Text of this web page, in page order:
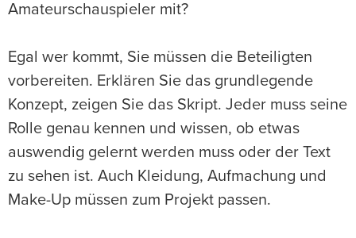
Amateurschauspieler mit?
Egal wer kommt, Sie müssen die Beteiligten
vorbereiten. Erklären Sie das grundlegende
Konzept, zeigen Sie das Skript. Jeder muss seine
Rolle genau kennen und wissen, ob etwas
auswendig gelernt werden muss oder der Text
zu sehen ist. Auch Kleidung, Aufmachung und
Make-Up müssen zum Projekt passen.